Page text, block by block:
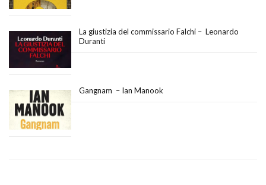
La giustizia del commissario Falchi – Leonardo
Duranti
Gangnam – Ian Manook